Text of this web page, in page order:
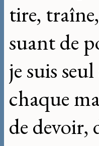
tire,
suant de
je suis
chaque
de devoir,